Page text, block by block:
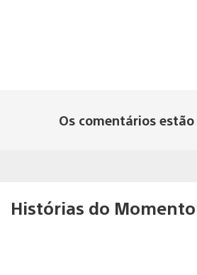
Os comentários
Histórias do Momento